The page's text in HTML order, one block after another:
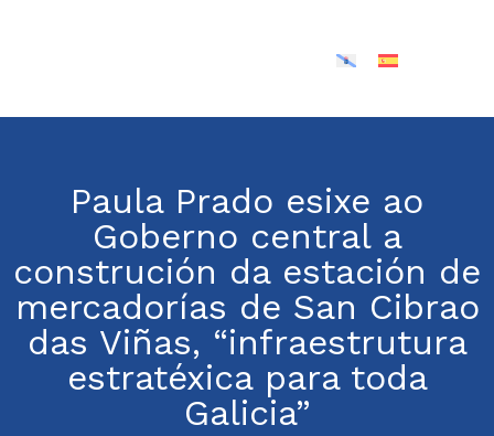
Paula Prado esixe ao
Goberno central a
construción da estación de
mercadorías de San Cibrao
das Viñas, “infraestrutura
estratéxica para toda
Galicia”